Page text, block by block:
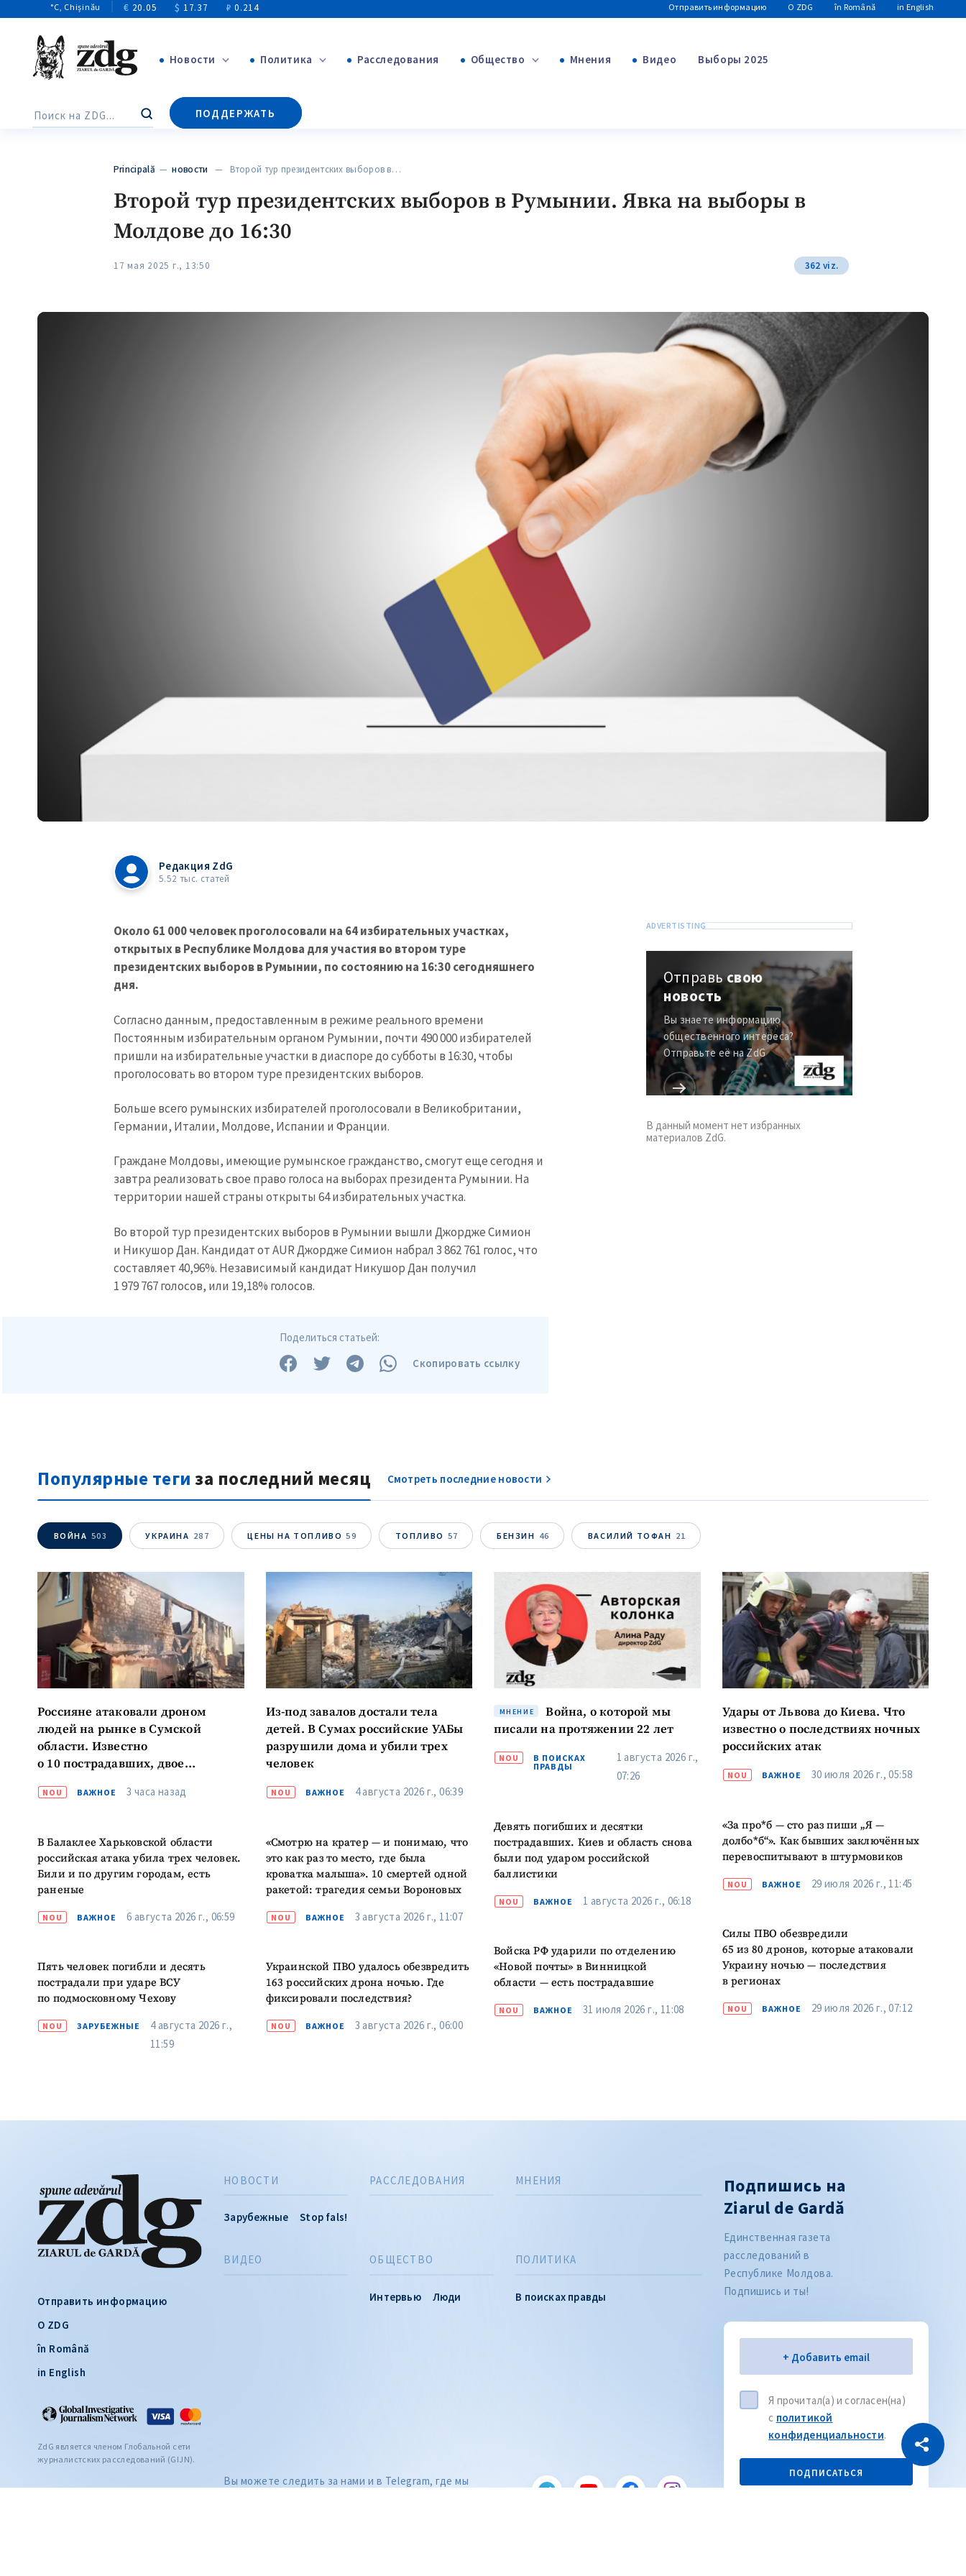
Скопировать ссылку
°C, Chișinău € 20.05 $ 17.37 ₽ 0.214 Отправить информацию О ZDG în Română in English
Расследования Общество Видео Выборы 2025
Поиск ПОДДЕРЖАТЬ
Principală —новости — Второй тур президентских выборов в…
Второй тур президентских выборов в Румынии. Явка на выборы в
Молдове до 16:30
17 мая 2025 г., 13:50 362 viz.
Редакция ZdG
5.52 тыс. статей
Около 61 000 человек проголосовали на 64 избирательных участках,
открытых в Республике Молдова для участия во втором туре
президентских выборов в Румынии, по состоянию на 16:30 сегодняшнего
дня.
Согласно данным, предоставленным в режиме реального времени
Постоянным избирательным органом Румынии, почти 490 000 избирателей
пришли на избирательные участки в диаспоре до субботы в 16:30, чтобы
проголосовать во втором туре президентских выборов.
Больше всего румынских избирателей проголосовали в Великобритании,
Германии, Италии, Молдове, Испании и Франции.
Граждане Молдовы, имеющие румынское гражданство, смогут еще сегодня и
завтра реализовать свое право голоса на выборах президента Румынии. На
территории нашей страны открыты 64 избирательных участка.
Во второй тур президентских выборов в Румынии вышли Джордже Симион
и Никушор Дан. Кандидат от AUR Джордже Симион набрал 3 862 761 голос, что
составляет 40,96%. Независимый кандидат Никушор Дан получил
1 979 767 голосов, или 19,18% голосов.
Поделиться статьей:
Скопировать ссылку
Отправьсвою
новость
Вы знаете информацию
общественного интереса?
Отправьте её на ZdG
В данный момент нет избранных
материалов ZdG.
Популярные теги за последний месяц Смотреть последние новости
ВОЙНА 503 УКРАИНА 287 ЦЕНЫ НА ТОПЛИВО 59 ТОПЛИВО 57 БЕНЗИН 46 ВАСИЛИЙ ТОФАН 21
Россияне атаковали дроном
людей на рынке в Сумской
области. Известно
о 10 пострадавших, двое
NOU ВАЖНОЕ 3 часа назад
В Балаклее Харьковской области
российская атака убила трех человек.
Били и по другим городам, есть
раненые
NOU ВАЖНОЕ 6 августа 2026 г., 06:59
Пять человек погибли и десять
пострадали при ударе ВСУ
по подмосковному Чехову
NOU ЗАРУБЕЖНЫЕ
4 августа 2026 г.,
11:59
Из-под завалов достали тела
детей. В Сумах российские УАБы
разрушили дома и убили трех
человек
NOU ВАЖНОЕ 4 августа 2026 г., 06:39
«Смотрю на кратер — и понимаю, что
это как раз то место, где была
кроватка малыша». 10 смертей одной
ракетой: трагедия семьи Вороновых
NOU ВАЖНОЕ 3 августа 2026 г., 11:07
Украинской ПВО удалось обезвредить
163 российских дрона ночью. Где
фиксировали последствия?
NOU ВАЖНОЕ 3 августа 2026 г., 06:00
МНЕНИЕ
Война, о которой мы
писали на протяжении 22 лет
NOU
В ПОИСКАХ
ПРАВДЫ
1 августа 2026 г.,
07:26
Девять погибших и десятки
пострадавших. Киев и область снова
были под ударом российской
баллистики
NOU ВАЖНОЕ 1 августа 2026 г., 06:18
Войска РФ ударили по отделению
«Новой почты» в Винницкой
области — есть пострадавшие
NOU ВАЖНОЕ 31 июля 2026 г., 11:08
Удары от Львова до Киева. Что
известно о последствиях ночных
российских атак
NOU ВАЖНОЕ 30 июля 2026 г., 05:58
«За про*б — сто раз пиши „Я —
долбо*б“». Как бывших заключённых
перевоспитывают в штурмовиков
NOU ВАЖНОЕ 29 июля 2026 г., 11:45
Силы ПВО обезвредили
65 из 80 дронов, которые атаковали
Украину ночью — последствия
в регионах
NOU ВАЖНОЕ 29 июля 2026 г., 07:12
Отправить информацию
О ZDG
în Română
in English
ZdG является членом Глобальной сети
журналистских расследований (GIJN).
НОВОСТИ
Зарубежные Stop fals!
ПОЛИТИКА
В поисках правды
РАССЛЕДОВАНИЯ
ОБЩЕСТВО
Интервью Люди
МНЕНИЯ
ВИДЕО
Подпишись на
Ziarul de Gardă
Единственная газета
расследований в
Республике Молдова.
Подпишись и ты!
Электронная почта
+ Добавить email
Я прочитал(а) и согласен(на)
с политикой
конфиденциальности.
ПОДПИСАТЬСЯ
Вы можете следить за нами и в Telegram, где мы
Заголовок новости + Добавить заголовок
Ссылка на медиа + Добавить ссылку на медиа
+ Добавить текст новости
Citește articolul
CITEȘTE